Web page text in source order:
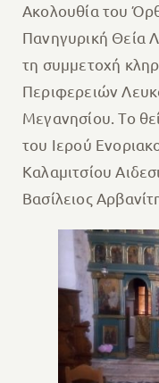
Ακολουθία του
Πανηγυρική Θεία
τη συμμετοχή
Περιφερειών
Μεγανησίου. Το
του Ιερού
Καλαμιτσίου
Βασίλειος